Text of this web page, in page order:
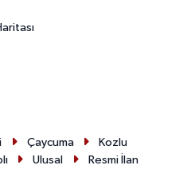
Çaycuma
Kozlu
Ulusal Resmi İlan